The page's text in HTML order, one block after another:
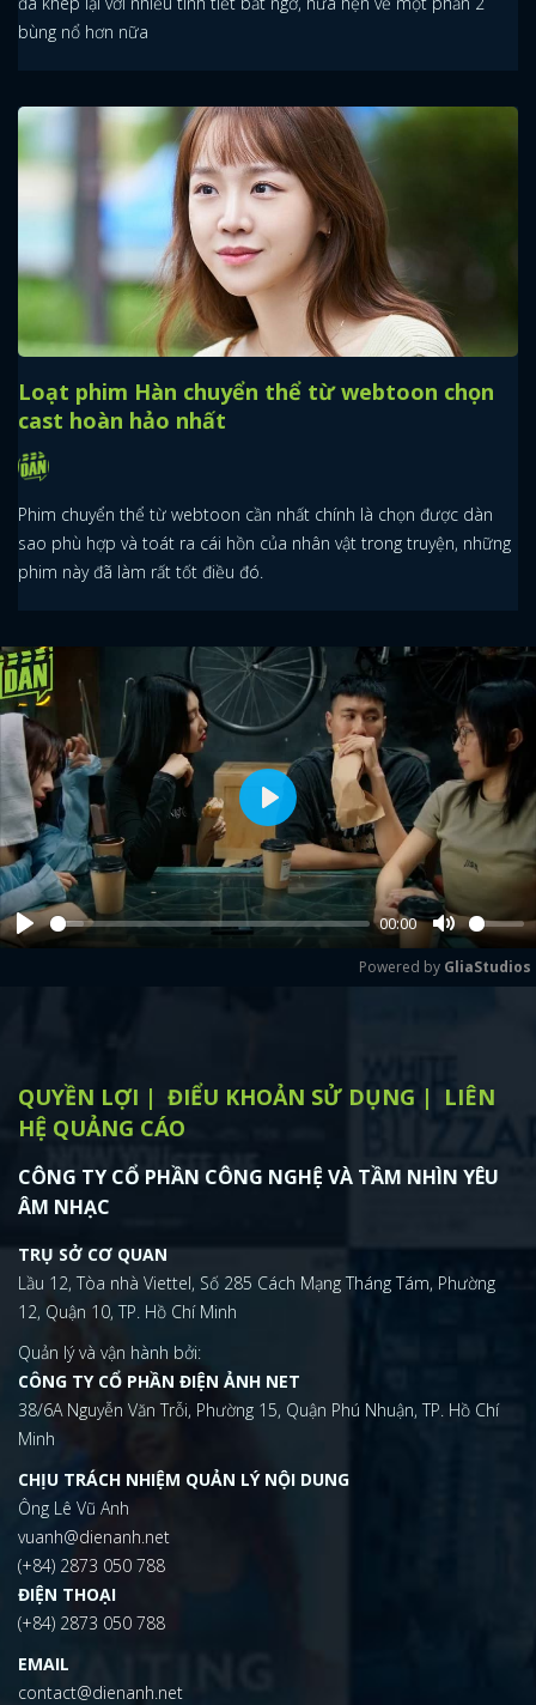
bùng nổ hơn nữa
Loạt phim Hàn chuyển thể từ webtoon chọn
cast hoàn hảo nhất
Phim chuyển thể từ webtoon cần nhất chính là chọn được dàn
sao phù hợp và toát ra cái hồn của nhân vật trong truyện, những
phim này đã làm rất tốt điều đó.
Play
00:00
Mute
Play
Powered by GliaStudios
QUYỀN LỢI ĐIỂU KHOẢN SỬ DỤNG
LIÊN
HỆ QUẢNG CÁO
CÔNG TY CỔ PHẦN CÔNG NGHỆ VÀ TẦM NHÌN YÊU
ÂM NHẠC
TRỤ SỞ CƠ QUAN
Lầu 12, Tòa nhà Viettel, Số 285 Cách Mạng Tháng Tám, Phường
12, Quận 10, TP. Hồ Chí Minh
Quản lý và vận hành bởi:
CÔNG TY CỔ PHẦN ĐIỆN ẢNH NET
38/6A Nguyễn Văn Trỗi, Phường 15, Quận Phú Nhuận, TP. Hồ Chí
Minh
CHỊU TRÁCH NHIỆM QUẢN LÝ NỘI DUNG
Ông Lê Vũ Anh
vuanh@dienanh.net
(+84) 2873 050 788
ĐIỆN THOẠI
(+84) 2873 050 788
EMAIL
contact@dienanh.net